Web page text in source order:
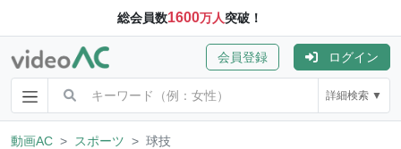
総会員数1600万人突破！
会員登録 ログイン
詳細検索 ▼
動画AC スポーツ 球技